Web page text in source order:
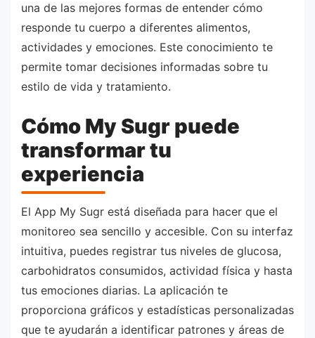
una de las mejores formas de entender cómo
responde tu cuerpo a diferentes alimentos,
actividades y emociones. Este conocimiento te
permite tomar decisiones informadas sobre tu
estilo de vida y tratamiento.
Cómo My Sugr puede
transformar tu
experiencia
El App My Sugr está diseñada para hacer que el
monitoreo sea sencillo y accesible. Con su interfaz
intuitiva, puedes registrar tus niveles de glucosa,
carbohidratos consumidos, actividad física y hasta
tus emociones diarias. La aplicación te
proporciona gráficos y estadísticas personalizadas
que te ayudarán a identificar patrones y áreas de